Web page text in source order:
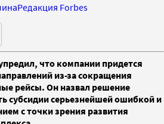
Редакция Forbes
что компании придется
из-за сокращения
рейсы. Он назвал решение
субсидии серьезнейшей ошибкой и
с точки зрения развития